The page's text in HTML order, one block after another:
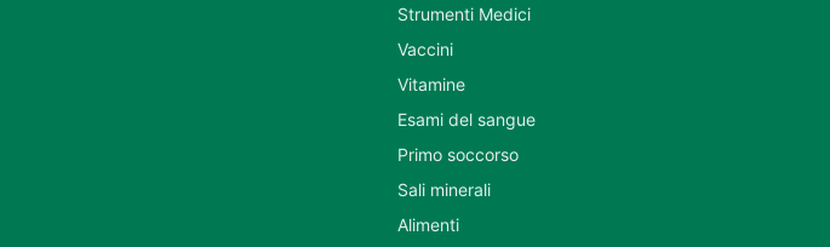
Strumenti Medici
Vaccini
Vitamine
Esami del sangue
Primo soccorso
Sali minerali
Alimenti